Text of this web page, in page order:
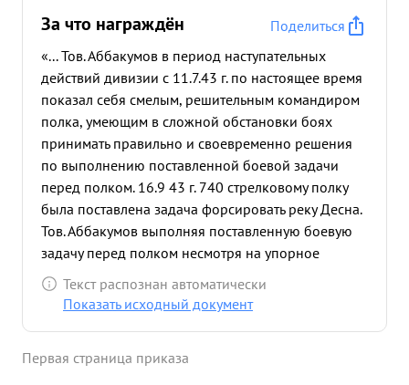
За что награждён
Поделиться
«... Тов. Аббакумов в период наступательных
действий дивизии с 11.7.43 г. по настоящее время
показал себя смелым, решительным командиром
полка, умеющим в сложной обстановки боях
принимать правильно и своевременно решения
по выполнению поставленной боевой задачи
перед полком. 16.9 43 г. 740 стрелковому полку
была поставлена задача форсировать реку Десна.
Тов. Аббакумов выполняя поставленную боевую
задачу перед полком несмотря на упорное
сопротивление противника с Западного берега
реки Десна и интенсивный огонь из всех видов
умелого управления подразделениями полка
Текст распознан автоматически
Показать исходный документ
Первая страница приказа